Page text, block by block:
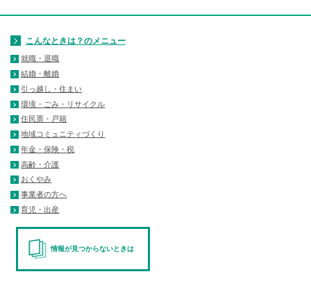
こんなときは？のメニュー
就職・退職
結婚・離婚
引っ越し・住まい
環境・ごみ・リサイクル
住民票・戸籍
地域コミュニティづくり
年金・保険・税
高齢・介護
おくやみ
事業者の方へ
育児・出産
情報が見つからないときは